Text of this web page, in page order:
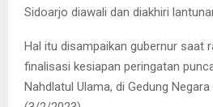
Sidoarjo diawali dan diakhiri
Hal itu disampaikan gubernur saat
finalisasi kesiapan peringatan
Nahdlatul Ulama, di Gedung